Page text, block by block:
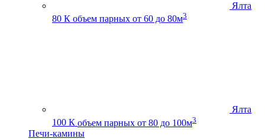
Ялта
80 К объем парных от 60 до 80м3
Ялта
100 К объем парных от 80 до 100м3
Печи-камины